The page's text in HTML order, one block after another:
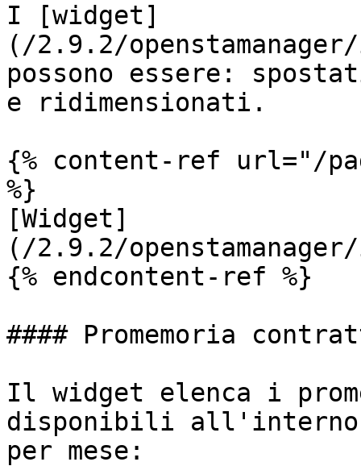
I [widget]
(/2.9.2/
possono essere:
e ridimensionati.
{% content-ref url="/
%}
[Widget]
(/2.9.2/
{% endcontent-ref %}
#### Promemoria
Il widget elenca i
disponibili
per mese: